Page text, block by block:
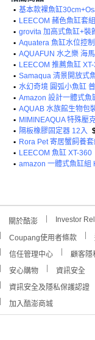
• 基本款裸魚缸
• LEECOM 赭色魚缸套
• grovita 加高式魚缸+裝
• Aquatera 魚缸水位控
• AQUAFUN 水之樂 海
• LEECOM 推薦魚缸
• Samaqua 清景開放式
• 水幻奇境 圓弧小魚缸
• Amazon 設計一體式魚
• AQUAB 水族館生物包
• MIMINEAQUA 特殊壓
• 隔板橡膠固定器 12入
• Rora Pet 寄居蟹飼養套
• LEECOM 魚缸 XT-360
• amazon 一體式魚缸組
關於酷澎 Investor
Coupang使用者條款
信任管理中心
顧客隱
安心購物
資訊安全
資訊安全及隱私保護認證
加入酷澎商城